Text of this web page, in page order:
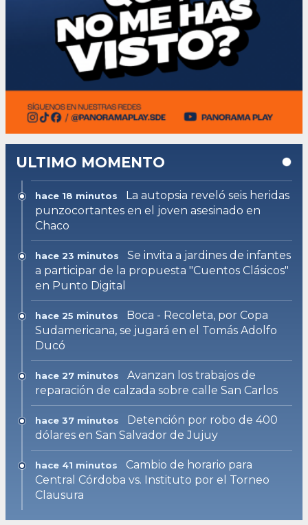
ULTIMO MOMENTO
hace 18 minutos
La autopsia reveló seis heridas
punzocortantes en el joven asesinado en
Chaco
hace 23 minutos
Se invita a jardines de infantes
a participar de la propuesta "Cuentos Clásicos"
en Punto Digital
hace 25 minutos
Boca - Recoleta, por Copa
Sudamericana, se jugará en el Tomás Adolfo
Ducó
hace 27 minutos
Avanzan los trabajos de
reparación de calzada sobre calle San Carlos
hace 37 minutos
Detención por robo de 400
dólares en San Salvador de Jujuy
hace 41 minutos
Cambio de horario para
Central Córdoba vs. Instituto por el Torneo
Clausura